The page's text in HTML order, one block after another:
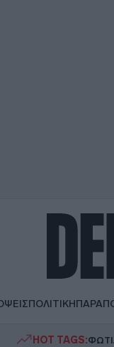
ΠΟΛΙΤΙΚΗ
HOT TAGS: